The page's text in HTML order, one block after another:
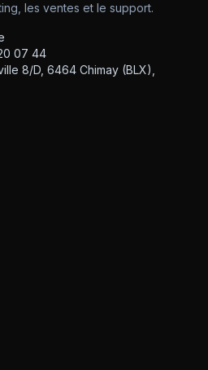
les ventes et le support.
07 44
8/D, 6464 Chimay (BLX),